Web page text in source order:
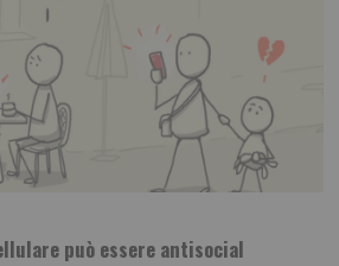
può essere antisocial